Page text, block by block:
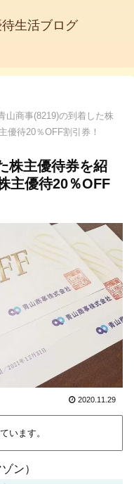
生活ブログ
山商事(8219)の到着した株
優待20％OFF割引券！
株主優待券を紹
主優待20％OFF
2020.11.29
います。
ン）